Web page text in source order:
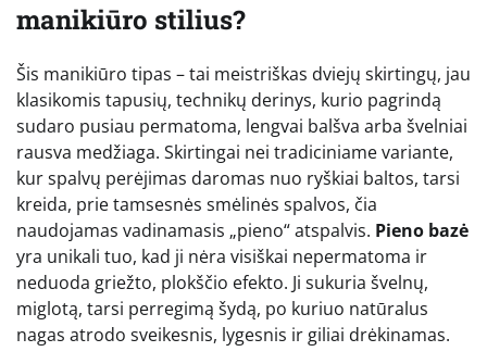
manikiūro stilius?
Šis manikiūro tipas – tai meistriškas dviejų skirtingų, jau
klasikomis tapusių, technikų derinys, kurio pagrindą
sudaro pusiau permatoma, lengvai balšva arba švelniai
rausva medžiaga. Skirtingai nei tradiciniame variante,
kur spalvų perėjimas daromas nuo ryškiai baltos, tarsi
kreida, prie tamsesnės smėlinės spalvos, čia
naudojamas vadinamasis „pieno“ atspalvis. Pieno bazė
yra unikali tuo, kad ji nėra visiškai nepermatoma ir
neduoda griežto, plokščio efekto. Ji sukuria švelnų,
miglotą, tarsi perregimą šydą, po kuriuo natūralus
nagas atrodo sveikesnis, lygesnis ir giliai drėkinamas.